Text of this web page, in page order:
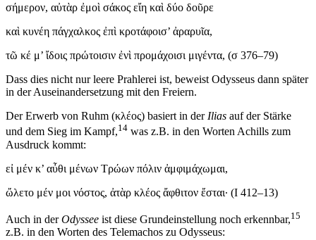
σήμερον, αὐτὰρ ἐμοὶ σάκος εἴη καὶ δύο δοῦρε
καὶ κυνέη πάγχαλκος ἐπὶ κροτάφοισ’ ἀραρυῖα,
τῶ κέ μ’ ἴδοις πρώτοισιν ἐνὶ προμάχοισι μιγέντα, (σ 376–79)
Dass dies nicht nur leere Prahlerei ist, beweist Odysseus dann später
in der Auseinandersetzung mit den Freiern.
Der Erwerb von Ruhm (κλέος) basiert in der Ilias auf der Stärke
und dem Sieg im Kampf,14 was z.B. in den Worten Achills zum
Ausdruck kommt:
εἰ μέν κ’ αὖθι μένων Τρώων πόλιν ἀμφιμάχωμαι,
ὤλετο μέν μοι νόστος, ἀτὰρ κλέος ἄφθιτον ἔσται· (Ι 412–13)
Auch in derOdyssee ist diese Grundeinstellung noch erkennbar,15
z.B. in den Worten des Telemachos zu Odysseus: